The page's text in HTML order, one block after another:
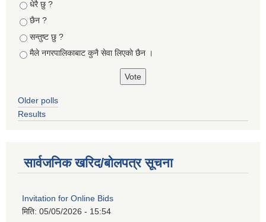
Choices
धेरै छु ?
छैन ?
सन्तुष्ट छु ?
मैले नगरपालिकाबाट कुनै सेवा लिएकाे छैन ।
Older polls
Results
सार्वजनिक खरिद/बोलपत्र सूचना
Invitation for Online Bids
मिति: 05/05/2026 - 15:54